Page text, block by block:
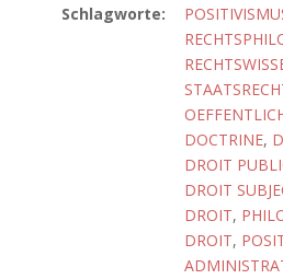
Schlagworte:
DOCTRINE,
DROIT
DROIT
DROIT,
DROIT,